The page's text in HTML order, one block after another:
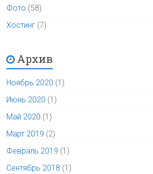
Фото (58)
Хостинг (7)
Архив
Ноябрь 2020 (1)
Июнь 2020 (1)
Май 2020 (1)
Март 2019 (2)
Февраль 2019 (1)
Сентябрь 2018 (1)